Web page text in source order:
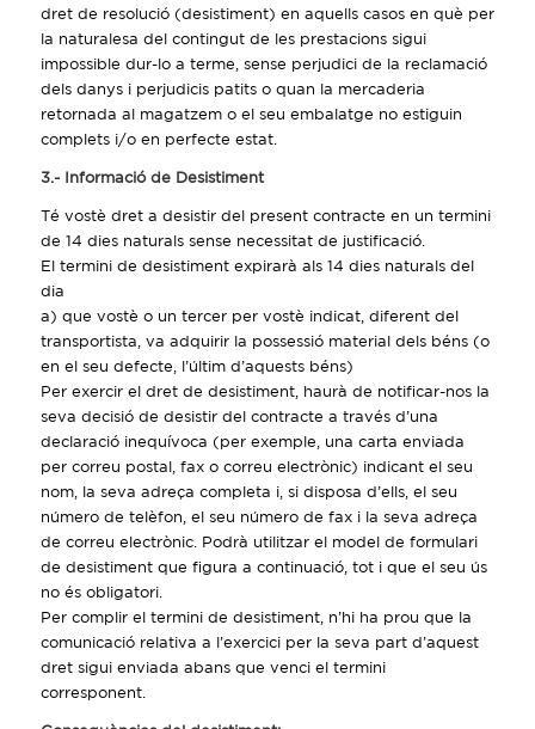
dret de resolució (desistiment) en aquells casos en què per
la naturalesa del contingut de les prestacions sigui
impossible dur-lo a terme, sense perjudici de la reclamació
dels danys i perjudicis patits o quan la mercaderia
retornada al magatzem o el seu embalatge no estiguin
complets i/o en perfecte estat.
3.- Informació de Desistiment
Té vostè dret a desistir del present contracte en un termini
de 14 dies naturals sense necessitat de justificació.
El termini de desistiment expirarà als 14 dies naturals del
dia
a) que vostè o un tercer per vostè indicat, diferent del
transportista, va adquirir la possessió material dels béns (o
en el seu defecte, l’últim d’aquests béns)
Per exercir el dret de desistiment, haurà de notificar-nos la
seva decisió de desistir del contracte a través d’una
declaració inequívoca (per exemple, una carta enviada
per correu postal, fax o correu electrònic) indicant el seu
nom, la seva adreça completa i, si disposa d’ells, el seu
número de telèfon, el seu número de fax i la seva adreça
de correu electrònic. Podrà utilitzar el model de formulari
de desistiment que figura a continuació, tot i que el seu ús
no és obligatori.
Per complir el termini de desistiment, n’hi ha prou que la
comunicació relativa a l’exercici per la seva part d’aquest
dret sigui enviada abans que venci el termini
corresponent.